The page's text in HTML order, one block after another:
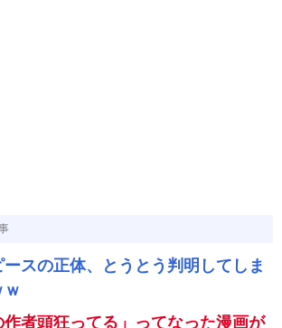
ースの正体、とうとう判明してしま
ｗ
者頭狂ってる」ってなった漫画が